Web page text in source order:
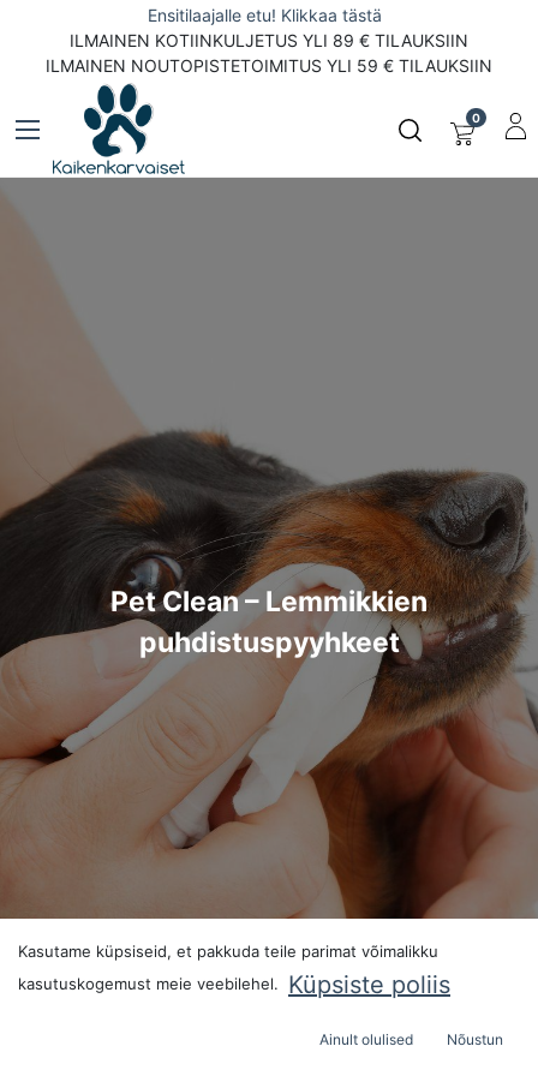
Ensitilaajalle etu! Klikkaa tästä
ILMAINEN KOTIINKULJETUS YLI 89 € TILAUKSIIN
ILMAINEN NOUTOPISTETOIMITUS YLI 59 € TILAUKSIIN
0
Pet Clean – Lemmikkien
puhdistuspyyhkeet
Kasutame küpsiseid, et pakkuda teile parimat võimalikku
kasutuskogemust meie veebilehel.
Küpsiste poliis
Ainult olulised Nõustun